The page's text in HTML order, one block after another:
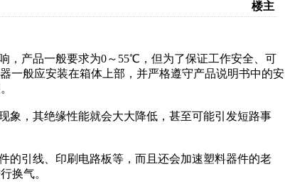
楼主
，产品一般要求为0～55℃，但为了保证工作安全、可
一般应安装在箱体上部，并严格遵守产品说明书中的安
，其绝缘性能就会大大降低，甚至可能引发短路事
引线、印刷电路板等，而且还会加速塑料器件的老
换气。